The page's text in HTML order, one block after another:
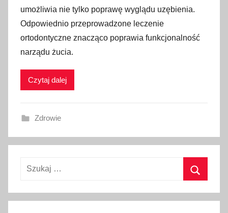
umożliwia nie tylko poprawę wyglądu uzębienia.
Odpowiednio przeprowadzone leczenie
ortodontyczne znacząco poprawia funkcjonalność
narządu żucia.
Czytaj dalej
Zdrowie
Szukaj: